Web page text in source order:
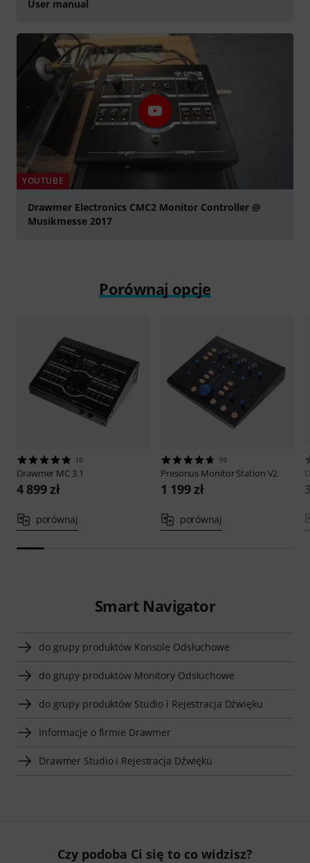
User manual
YOUTUBE
Drawmer Electronics CMC2 Monitor Controller @
Musikmesse 2017
Porównaj opcje
16
Drawmer MC 3.1
4 899 zł
porównaj
99
Presonus Monitor Station V2
1 199 zł
porównaj
Smart Navigator
do grupy produktów Konsole Odsłuchowe
do grupy produktów Monitory Odsłuchowe
do grupy produktów Studio i Rejestracja Dźwięku
Informacje o firmie Drawmer
Drawmer Studio i Rejestracja Dźwięku
Czy podoba Ci się to co widzisz?